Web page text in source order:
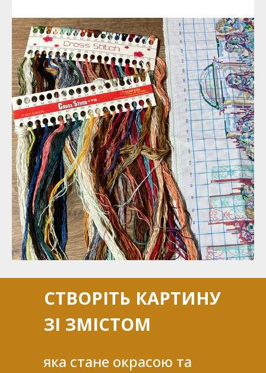
СТВОРІТЬ КАРТИНУ
ЗІ ЗМІСТОМ
яка стане окрасою та